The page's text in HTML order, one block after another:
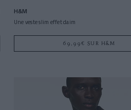
H&M
Une veste slim effet daim
69,99€ SUR H&M